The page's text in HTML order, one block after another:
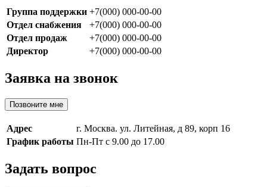
Группа поддержки +7(000) 000-00-00
Отдел снабжения
+7(000) 000-00-00
Отдел продаж
+7(000) 000-00-00
Директор
+7(000) 000-00-00
Заявка на звонок
Позвоните мне
Адрес
г. Москва. ул. Литейная, д 89, корп 16
График работы Пн-Пт с 9.00 до 17.00
Задать вопрос